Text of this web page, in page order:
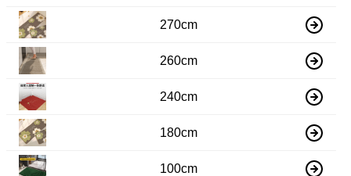
270cm
260cm
240cm
180cm
100cm